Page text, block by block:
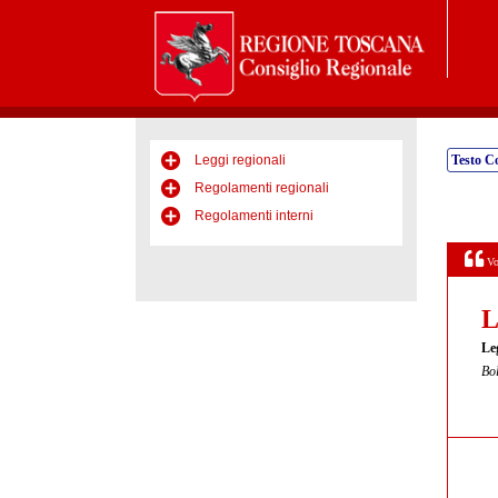
Leggi regionali
Regolamenti regionali
Regolamenti interni
Testo